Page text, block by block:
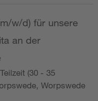
w/d) für unsere
an der
(30 - 35
Worpswede